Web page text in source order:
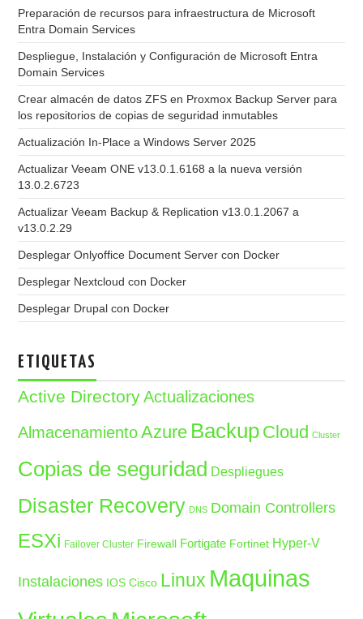
Preparación de recursos para infraestructura de Microsoft
Entra Domain Services
Despliegue, Instalación y Configuración de Microsoft Entra
Domain Services
Crear almacén de datos ZFS en Proxmox Backup Server para
los repositorios de copias de seguridad inmutables
Actualización In-Place a Windows Server 2025
Actualizar Veeam ONE v13.0.1.6168 a la nueva versión
13.0.2.6723
Actualizar Veeam Backup & Replication v13.0.1.2067 a
v13.0.2.29
Desplegar Onlyoffice Document Server con Docker
Desplegar Nextcloud con Docker
Desplegar Drupal con Docker
ETIQUETAS
Active Directory Actualizaciones
Almacenamiento Azure Backup Cloud Cluster
Copias de seguridad Despliegues
Disaster Recovery DNS Domain Controllers
ESXi Failover Cluster Firewall Fortigate Fortinet Hyper-V
Instalaciones IOS Cisco Linux Maquinas